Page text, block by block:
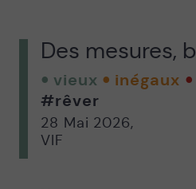
Des mesures,
vieux inégaux
#rêver
28 Mai 2026,
VIF